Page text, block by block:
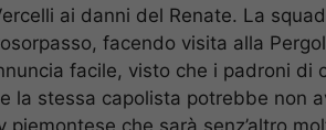
ai danni del Renate. La
facendo visita alla
facile, visto che i padroni di
la stessa capolista potrebbe non
piemontese che sarà senz’altro